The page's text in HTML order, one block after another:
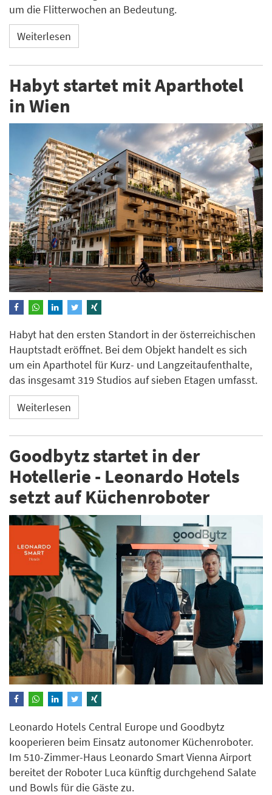
um die Flitterwochen an Bedeutung.
Weiterlesen
Habyt startet mit Aparthotel
in Wien
Habyt hat den ersten Standort in der österreichischen
Hauptstadt eröffnet. Bei dem Objekt handelt es sich
um ein Aparthotel für Kurz- und Langzeitaufenthalte,
das insgesamt 319 Studios auf sieben Etagen umfasst.
Weiterlesen
Goodbytz startet in der
Hotellerie - Leonardo Hotels
setzt auf Küchenroboter
Leonardo Hotels Central Europe und Goodbytz
kooperieren beim Einsatz autonomer Küchenroboter.
Im 510-Zimmer-Haus Leonardo Smart Vienna Airport
bereitet der Roboter Luca künftig durchgehend Salate
und Bowls für die Gäste zu.